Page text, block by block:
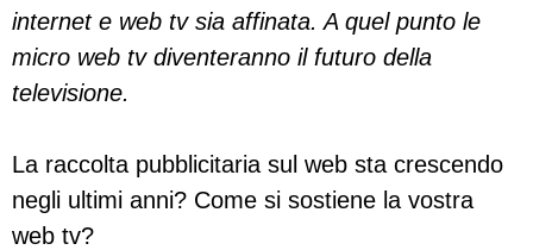
internet e web tv sia affinata. A quel punto le
micro web tv diventeranno il futuro della
televisione.
La raccolta pubblicitaria sul web sta crescendo
negli ultimi anni? Come si sostiene la vostra
web tv?